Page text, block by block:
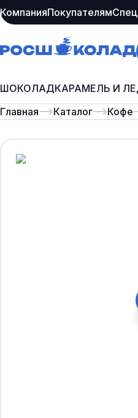
КомпанияПокупателям
ШОКОЛАДКАРАМЕЛЬ И
Главная
Каталог Кофе